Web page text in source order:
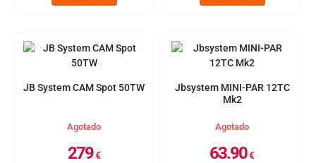
JB System CAM Spot 50TW
Agotado
279€
Jbsystem MINI-PAR 12TC
Mk2
Agotado
63.90€